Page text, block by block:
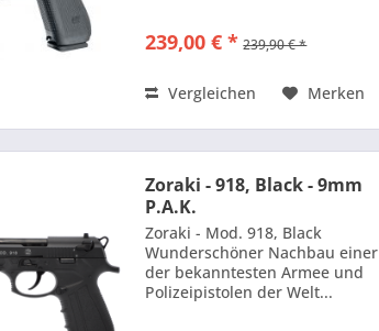
im Originalmaß – abnehmen,
239,00 € * 239,90 € *
Vergleichen Merken
Zoraki - 918, Black - 9mm
P.A.K.
Zoraki - Mod. 918, Black
Wunderschöner Nachbau einer
der bekanntesten Armee und
Polizeipistolen der Welt...